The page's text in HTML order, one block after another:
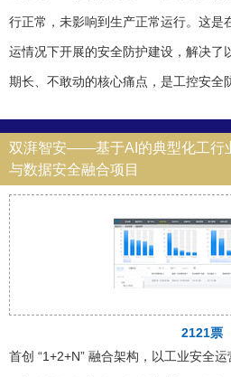
行正常，未影响到生产正常运行。这是
运情况下开展的安全防护建设，解决了
期长、不敢动的核心痛点，是工控安全
双湃智安——基于AI的典型化工行
与数据安全融合项目
2121票
首创 “1+2+N” 融合架构，以工业安全